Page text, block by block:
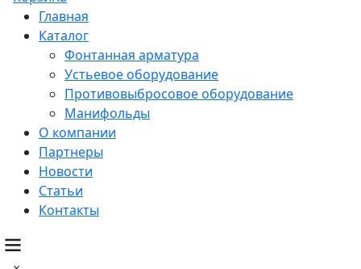
Главная
Каталог
Фонтанная арматура
Устьевое оборудование
Противовыбросовое оборудование
Манифольды
О компании
Партнеры
Новости
Статьи
Контакты